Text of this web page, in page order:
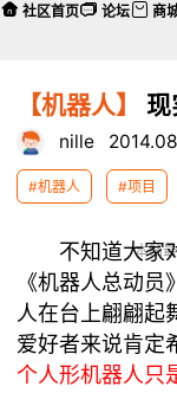
【机器人】
nille
#机器人 #项目
本帖
不知道大家对
《机器人总动
人在台上翩翩起
爱好者来说肯定
个人形机器人只
社区首页 论坛 商